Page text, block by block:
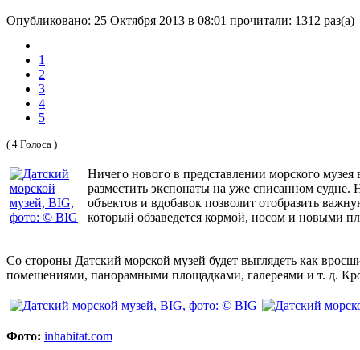
Опубликовано: 25 Октября 2013 в 08:01 прочитали: 1312 раз(а)
1
2
3
4
5
( 4 Голоса )
Ничего нового в представлении морского
разместить экспонаты на уже списанном судне.
объектов и вдобавок позволит отобразить
который обзаведется кормой, носом и новыми
Со стороны Датский морской музей будет выглядеть как
помещениями, панорамными площадками, галереями и т. д.
Фото: inhabitat.com